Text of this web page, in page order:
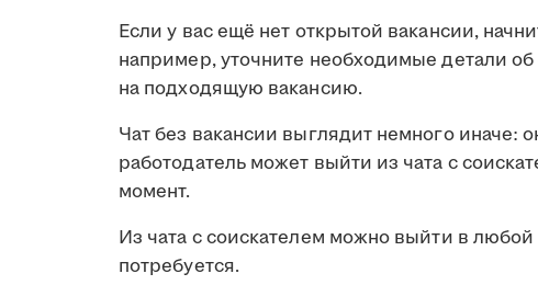
Если у вас ещё нет открытой вакансии,
например, уточните необходимые детали
на подходящую вакансию.
Чат без вакансии выглядит немного иначе:
работодатель может выйти из чата с
момент.
Из чата с соискателем можно выйти в
потребуется.